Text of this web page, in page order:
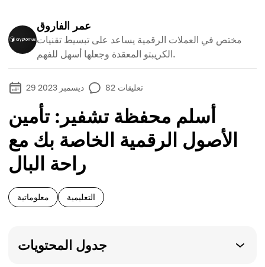
عمر الفاروق
مختص في العملات الرقمية يساعد على تبسيط تقنيات
الكريبتو المعقدة وجعلها أسهل للفهم.
29 ديسمبر 2023 82 تعليقات
أسلم محفظة تشفير: تأمين
الأصول الرقمية الخاصة بك مع
راحة البال
معلوماتية التعليمية
جدول المحتويات